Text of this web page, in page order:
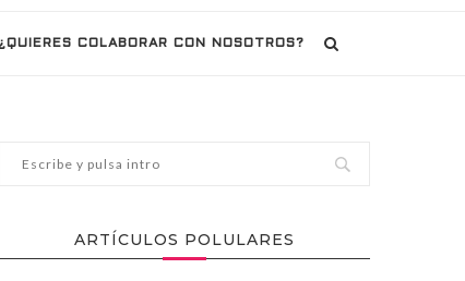
COLABORAR CON NOSOTROS?
ARTÍCULOS POLULARES